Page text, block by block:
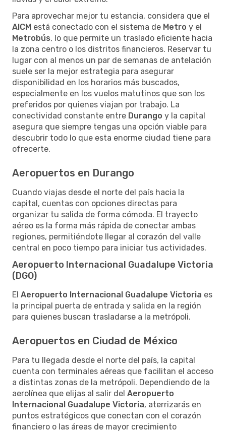
Para aprovechar mejor tu estancia, considera que el
AICM está conectado con el sistema de Metro y el
Metrobús, lo que permite un traslado eficiente hacia
la zona centro o los distritos financieros. Reservar tu
lugar con al menos un par de semanas de antelación
suele ser la mejor estrategia para asegurar
disponibilidad en los horarios más buscados,
especialmente en los vuelos matutinos que son los
preferidos por quienes viajan por trabajo. La
conectividad constante entre Durango y la capital
asegura que siempre tengas una opción viable para
descubrir todo lo que esta enorme ciudad tiene para
ofrecerte.
Aeropuertos en Durango
Cuando viajas desde el norte del país hacia la
capital, cuentas con opciones directas para
organizar tu salida de forma cómoda. El trayecto
aéreo es la forma más rápida de conectar ambas
regiones, permitiéndote llegar al corazón del valle
central en poco tiempo para iniciar tus actividades.
Aeropuerto Internacional Guadalupe Victoria
(DGO)
El Aeropuerto Internacional Guadalupe Victoria es
la principal puerta de entrada y salida en la región
para quienes buscan trasladarse a la metrópoli.
Aeropuertos en Ciudad de México
Para tu llegada desde el norte del país, la capital
cuenta con terminales aéreas que facilitan el acceso
a distintas zonas de la metrópoli. Dependiendo de la
aerolínea que elijas al salir del Aeropuerto
Internacional Guadalupe Victoria, aterrizarás en
puntos estratégicos que conectan con el corazón
financiero o las áreas de mayor crecimiento